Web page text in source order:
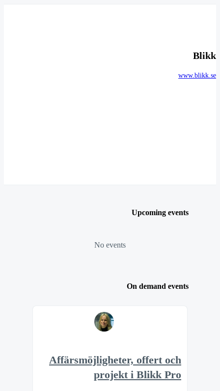
Blikk
www.blikk.se
Upcoming events
No events
On demand events
Affärsmöjligheter, offert och
projekt i Blikk Pro